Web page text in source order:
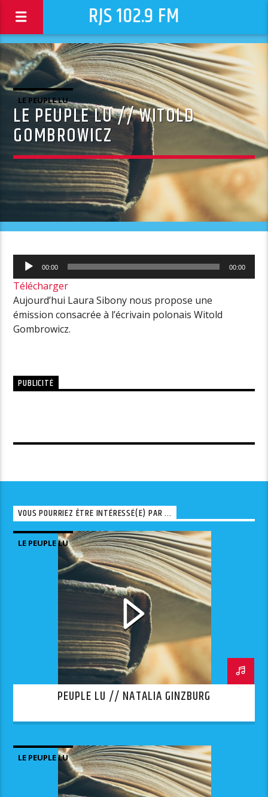
RJS 102.9 FM
LE PEUPLE LU
LE PEUPLE LU // WITOLD
GOMBROWICZ
Lecteur
audio
00:00 00:00
Télécharger
Aujourd’hui Laura Sibony nous propose une
émission consacrée à l’écrivain polonais Witold
Gombrowicz.
PUBLICITÉ
VOUS POURRIEZ ÊTRE INTÉRESSÉ(E) PAR ...
LE PEUPLE LU
PEUPLE LU // NATALIA GINZBURG
LE PEUPLE LU